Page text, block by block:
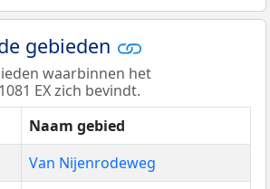
gebieden
waarbinnen het
EX zich bevindt.
Naam gebied
Van Nijenrodeweg